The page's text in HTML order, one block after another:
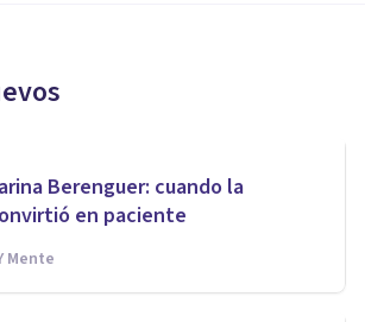
Berenguer: cuando la
en paciente
Mente